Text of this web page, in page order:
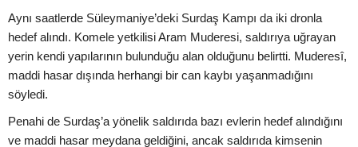
Aynı saatlerde Süleymaniye’deki Surdaş Kampı da iki dronla
hedef alındı. Komele yetkilisi Aram Muderesi, saldırıya uğrayan
yerin kendi yapılarının bulunduğu alan olduğunu belirtti. Muderesî,
maddi hasar dışında herhangi bir can kaybı yaşanmadığını
söyledi.
Penahi de Surdaş’a yönelik saldırıda bazı evlerin hedef alındığını
ve maddi hasar meydana geldiğini, ancak saldırıda kimsenin